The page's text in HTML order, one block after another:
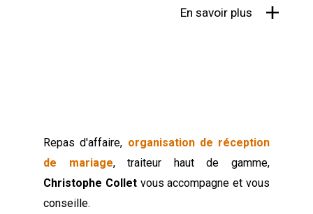
En savoir plus
Repas d'affaire, organisation de réception
de mariage, traiteur haut de gamme,
Christophe Collet vous accompagne et vous
conseille.